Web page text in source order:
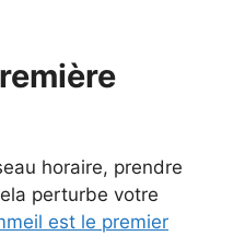
horaire, prendre
perturbe votre
est le premier